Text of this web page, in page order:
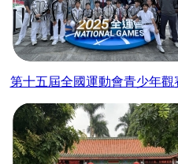
第十五屆全國運動會青少年觀